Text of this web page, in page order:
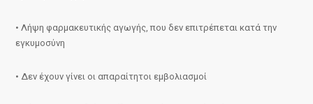
• Λήψη φαρμακευτικής αγωγής, που δεν επιτρέπεται κατά την
εγκυμοσύνη
• Δεν έχουν γίνει οι απαραίτητοι εμβολιασμοί